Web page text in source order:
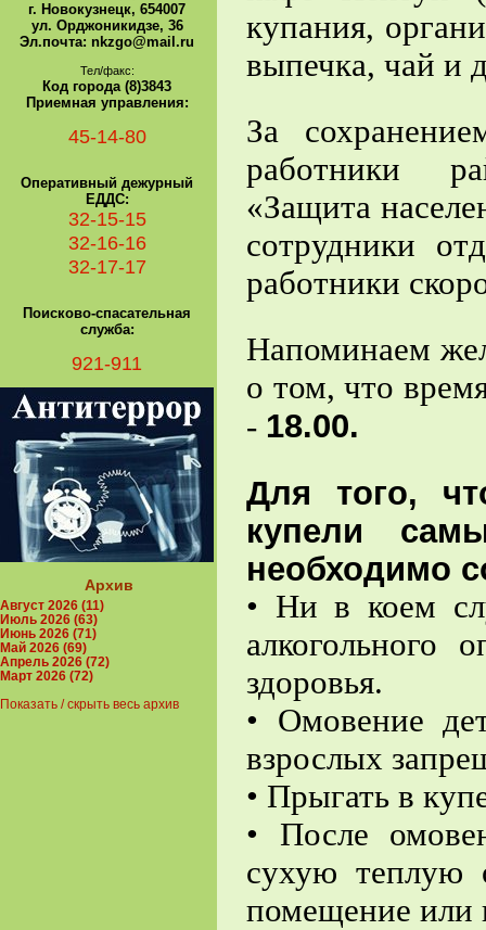
купания,
выпечка, чай и
За
работники
«Защита
сотрудники
работники
Напоминаем
о том, что
- 18.00.
Для того,
купели
необходимо
• Ни в коем
алкогольного
здоровья.
• Омовение
взрослых
• Прыгать в
• После
сухую теплую
помещение или
г. Новокузнецк, 654007
ул. Орджоникидзе, 36
Эл.почта: nkzgo@mail.ru
Тел/факс:
Код города (8)3843
Приемная управления:
45-14-80
Оперативный дежурный
ЕДДС:
32-15-15
32-16-16
32-17-17
Поисково-спасательная
служба:
921-911
Архив
Август 2026 (11)
Июль 2026 (63)
Июнь 2026 (71)
Май 2026 (69)
Апрель 2026 (72)
Март 2026 (72)
Показать / скрыть весь архив